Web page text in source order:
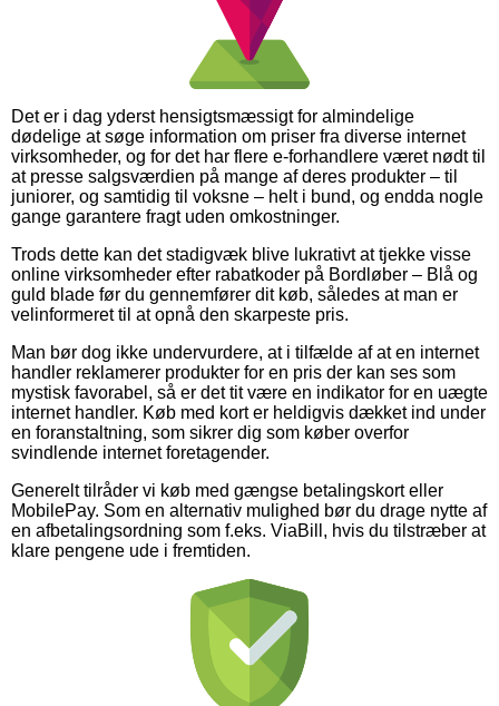
Det er i dag yderst hensigtsmæssigt for almindelige
dødelige at søge information om priser fra diverse internet
virksomheder, og for det har flere e-forhandlere været nødt til
at presse salgsværdien på mange af deres produkter – til
juniorer, og samtidig til voksne – helt i bund, og endda nogle
gange garantere fragt uden omkostninger.
Trods dette kan det stadigvæk blive lukrativt at tjekke visse
online virksomheder efter rabatkoder på Bordløber – Blå og
guld blade før du gennemfører dit køb, således at man er
velinformeret til at opnå den skarpeste pris.
Man bør dog ikke undervurdere, at i tilfælde af at en internet
handler reklamerer produkter for en pris der kan ses som
mystisk favorabel, så er det tit være en indikator for en uægte
internet handler. Køb med kort er heldigvis dækket ind under
en foranstaltning, som sikrer dig som køber overfor
svindlende internet foretagender.
Generelt tilråder vi køb med gængse betalingskort eller
MobilePay. Som en alternativ mulighed bør du drage nytte af
en afbetalingsordning som f.eks. ViaBill, hvis du tilstræber at
klare pengene ude i fremtiden.